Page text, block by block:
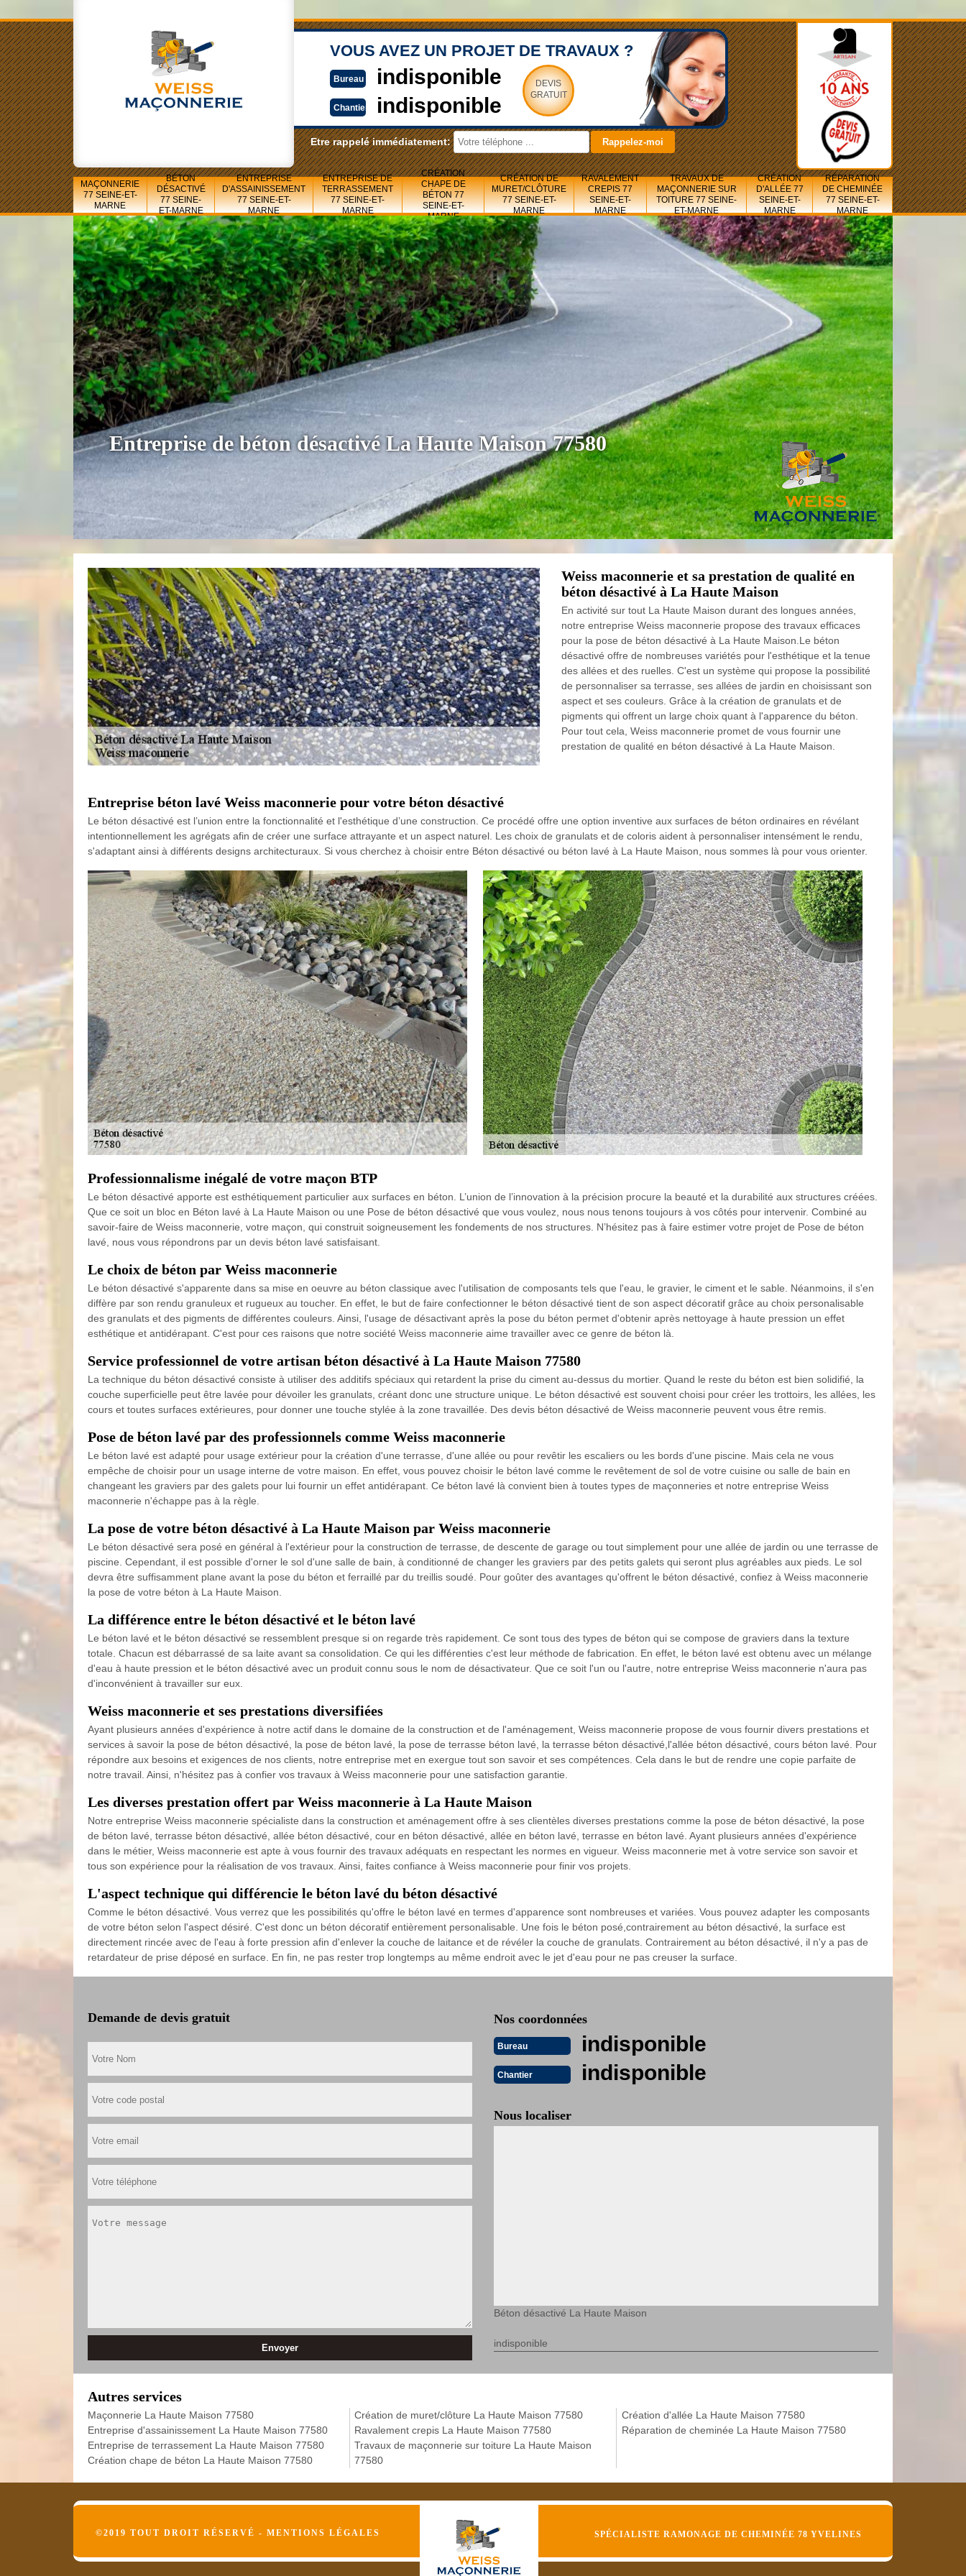
VOUS AVEZ UN PROJET DE TRAVAUX ?
Bureau indisponible
Chantier indisponible
DEVIS
GRATUIT
Etre rappelé immédiatement:
MAÇONNERIE
77 SEINE-ET-
MARNE
BÉTON
DÉSACTIVÉ
77 SEINE-
ET-MARNE
ENTREPRISE
D'ASSAINISSEMENT
77 SEINE-ET-
MARNE
ENTREPRISE DE
TERRASSEMENT
77 SEINE-ET-
MARNE
CRÉATION
CHAPE DE
BÉTON 77
SEINE-ET-
MARNE
CRÉATION DE
MURET/CLÔTURE
77 SEINE-ET-
MARNE
RAVALEMENT
CREPIS 77
SEINE-ET-
MARNE
TRAVAUX DE
MAÇONNERIE SUR
TOITURE 77 SEINE-
ET-MARNE
CRÉATION
D'ALLÉE 77
SEINE-ET-
MARNE
RÉPARATION
DE CHEMINÉE
77 SEINE-ET-
MARNE
Entreprise de béton désactivé La Haute Maison 77580
Weiss maconnerie et sa prestation de qualité en
béton désactivé à La Haute Maison
En activité sur tout La Haute Maison durant des longues années,
notre entreprise Weiss maconnerie propose des travaux efficaces
pour la pose de béton désactivé à La Haute Maison.Le béton
désactivé offre de nombreuses variétés pour l'esthétique et la tenue
des allées et des ruelles. C'est un système qui propose la possibilité
de personnaliser sa terrasse, ses allées de jardin en choisissant son
aspect et ses couleurs. Grâce à la création de granulats et de
pigments qui offrent un large choix quant à l'apparence du béton.
Pour tout cela, Weiss maconnerie promet de vous fournir une
prestation de qualité en béton désactivé à La Haute Maison.
Entreprise béton lavé Weiss maconnerie pour votre béton désactivé
Le béton désactivé est l’union entre la fonctionnalité et l'esthétique d’une construction. Ce procédé offre une option inventive aux surfaces de béton ordinaires en révélant
intentionnellement les agrégats afin de créer une surface attrayante et un aspect naturel. Les choix de granulats et de coloris aident à personnaliser intensément le rendu,
s'adaptant ainsi à différents designs architecturaux. Si vous cherchez à choisir entre Béton désactivé ou béton lavé à La Haute Maison, nous sommes là pour vous orienter.
Professionnalisme inégalé de votre maçon BTP
Le béton désactivé apporte est esthétiquement particulier aux surfaces en béton. L’union de l’innovation à la précision procure la beauté et la durabilité aux structures créées.
Que ce soit un bloc en Béton lavé à La Haute Maison ou une Pose de béton désactivé que vous voulez, nous nous tenons toujours à vos côtés pour intervenir. Combiné au
savoir-faire de Weiss maconnerie, votre maçon, qui construit soigneusement les fondements de nos structures. N’hésitez pas à faire estimer votre projet de Pose de béton
lavé, nous vous répondrons par un devis béton lavé satisfaisant.
Le choix de béton par Weiss maconnerie
Le béton désactivé s'apparente dans sa mise en oeuvre au béton classique avec l'utilisation de composants tels que l'eau, le gravier, le ciment et le sable. Néanmoins, il s'en
diffère par son rendu granuleux et rugueux au toucher. En effet, le but de faire confectionner le béton désactivé tient de son aspect décoratif grâce au choix personalisable
des granulats et des pigments de différentes couleurs. Ainsi, l'usage de désactivant après la pose du béton permet d'obtenir après nettoyage à haute pression un effet
esthétique et antidérapant. C'est pour ces raisons que notre société Weiss maconnerie aime travailler avec ce genre de béton là.
Service professionnel de votre artisan béton désactivé à La Haute Maison 77580
La technique du béton désactivé consiste à utiliser des additifs spéciaux qui retardent la prise du ciment au-dessus du mortier. Quand le reste du béton est bien solidifié, la
couche superficielle peut être lavée pour dévoiler les granulats, créant donc une structure unique. Le béton désactivé est souvent choisi pour créer les trottoirs, les allées, les
cours et toutes surfaces extérieures, pour donner une touche stylée à la zone travaillée. Des devis béton désactivé de Weiss maconnerie peuvent vous être remis.
Pose de béton lavé par des professionnels comme Weiss maconnerie
Le béton lavé est adapté pour usage extérieur pour la création d'une terrasse, d'une allée ou pour revêtir les escaliers ou les bords d'une piscine. Mais cela ne vous
empêche de choisir pour un usage interne de votre maison. En effet, vous pouvez choisir le béton lavé comme le revêtement de sol de votre cuisine ou salle de bain en
changeant les graviers par des galets pour lui fournir un effet antidérapant. Ce béton lavé là convient bien à toutes types de maçonneries et notre entreprise Weiss
maconnerie n'échappe pas à la règle.
La pose de votre béton désactivé à La Haute Maison par Weiss maconnerie
Le béton désactivé sera posé en général à l'extérieur pour la construction de terrasse, de descente de garage ou tout simplement pour une allée de jardin ou une terrasse de
piscine. Cependant, il est possible d'orner le sol d'une salle de bain, à conditionné de changer les graviers par des petits galets qui seront plus agréables aux pieds. Le sol
devra être suffisamment plane avant la pose du béton et ferraillé par du treillis soudé. Pour goûter des avantages qu'offrent le béton désactivé, confiez à Weiss maconnerie
la pose de votre béton à La Haute Maison.
La différence entre le béton désactivé et le béton lavé
Le béton lavé et le béton désactivé se ressemblent presque si on regarde très rapidement. Ce sont tous des types de béton qui se compose de graviers dans la texture
totale. Chacun est débarrassé de sa laite avant sa consolidation. Ce qui les différenties c'est leur méthode de fabrication. En effet, le béton lavé est obtenu avec un mélange
d'eau à haute pression et le béton désactivé avec un produit connu sous le nom de désactivateur. Que ce soit l'un ou l'autre, notre entreprise Weiss maconnerie n'aura pas
d'inconvénient à travailler sur eux.
Weiss maconnerie et ses prestations diversifiées
Ayant plusieurs années d'expérience à notre actif dans le domaine de la construction et de l'aménagement, Weiss maconnerie propose de vous fournir divers prestations et
services à savoir la pose de béton désactivé, la pose de béton lavé, la pose de terrasse béton lavé, la terrasse béton désactivé,l'allée béton désactivé, cours béton lavé. Pour
répondre aux besoins et exigences de nos clients, notre entreprise met en exergue tout son savoir et ses compétences. Cela dans le but de rendre une copie parfaite de
notre travail. Ainsi, n'hésitez pas à confier vos travaux à Weiss maconnerie pour une satisfaction garantie.
Les diverses prestation offert par Weiss maconnerie à La Haute Maison
Notre entreprise Weiss maconnerie spécialiste dans la construction et aménagement offre à ses clientèles diverses prestations comme la pose de béton désactivé, la pose
de béton lavé, terrasse béton désactivé, allée béton désactivé, cour en béton désactivé, allée en béton lavé, terrasse en béton lavé. Ayant plusieurs années d'expérience
dans le métier, Weiss maconnerie est apte à vous fournir des travaux adéquats en respectant les normes en vigueur. Weiss maconnerie met à votre service son savoir et
tous son expérience pour la réalisation de vos travaux. Ainsi, faites confiance à Weiss maconnerie pour finir vos projets.
L'aspect technique qui différencie le béton lavé du béton désactivé
Comme le béton désactivé. Vous verrez que les possibilités qu'offre le béton lavé en termes d'apparence sont nombreuses et variées. Vous pouvez adapter les composants
de votre béton selon l'aspect désiré. C'est donc un béton décoratif entièrement personalisable. Une fois le béton posé,contrairement au béton désactivé, la surface est
directement rincée avec de l'eau à forte pression afin d'enlever la couche de laitance et de révéler la couche de granulats. Contrairement au béton désactivé, il n'y a pas de
retardateur de prise déposé en surface. En fin, ne pas rester trop longtemps au même endroit avec le jet d'eau pour ne pas creuser la surface.
Demande de devis gratuit Nos coordonnées
Bureau indisponible
Chantier indisponible
Nous localiser
Béton désactivé La Haute Maison
indisponible
Autres services
Maçonnerie La Haute Maison 77580
Entreprise d'assainissement La Haute Maison 77580
Entreprise de terrassement La Haute Maison 77580
Création chape de béton La Haute Maison 77580
Création de muret/clôture La Haute Maison 77580
Ravalement crepis La Haute Maison 77580
Travaux de maçonnerie sur toiture La Haute Maison
77580
Création d'allée La Haute Maison 77580
Réparation de cheminée La Haute Maison 77580
©2019 TOUT DROIT RÉSERVÉ - MENTIONS LÉGALES SPÉCIALISTE RAMONAGE DE CHEMINÉE 78 YVELINES